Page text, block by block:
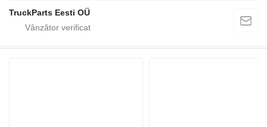
TruckParts Eesti OÜ